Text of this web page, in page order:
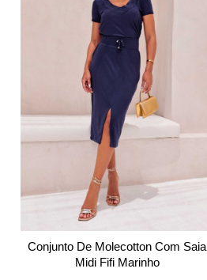
Conjunto De Molecotton Com Saia
Midi Fifi Marinho